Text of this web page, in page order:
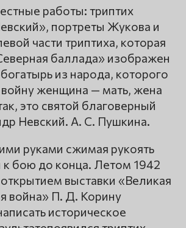
работы: триптих
портреты Жукова и
части триптиха, которая
баллада» изображен
из народа, которого
женщина — мать, жена
это святой благоверный
Невский. А. С. Пушкина.
руками сжимая рукоять
к бою до конца. Летом 1942
открытием выставки «Великая
война» П. Д. Корину
историческое